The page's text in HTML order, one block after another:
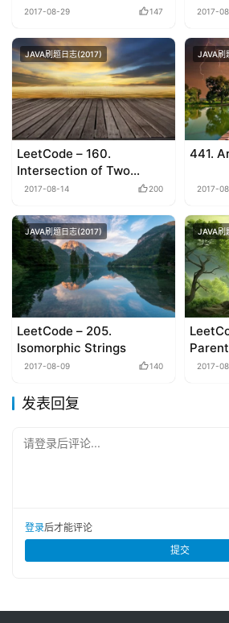
2017-08-29 147 2017-
JAVA刷题日志(2017)
LeetCode – 160.
Intersection of Two
Linked Lists
2017-08-14 200
JAVA刷
441.
2017-
JAVA刷题日志(2017)
LeetCode – 205.
Isomorphic Strings
2017-08-09 140
JAVA刷
2017-
发表回复
请登录后评论...
登录后才能评论
提交